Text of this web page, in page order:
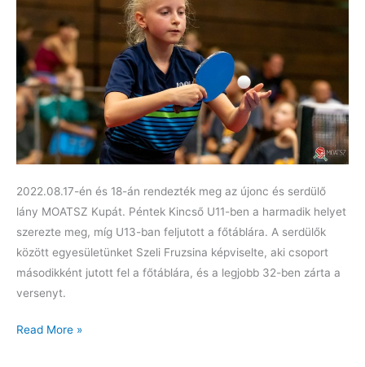
2022.08.17-én és 18-án rendezték meg az újonc és serdülő
lány MOATSZ Kupát. Péntek Kincső U11-ben a harmadik helyet
szerezte meg, míg U13-ban feljutott a főtáblára. A serdülők
között egyesületünket Szeli Fruzsina képviselte, aki csoport
másodikként jutott fel a főtáblára, és a legjobb 32-ben zárta a
versenyt.
Sikerek
Read More »